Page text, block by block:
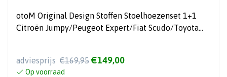
otoM Original Design Stoffen Stoelhoezenset 1+1
Citroën Jumpy/Peugeot Expert/Fiat Scudo/Toyota
adviesprijs €169,95 €149,00
Op voorraad